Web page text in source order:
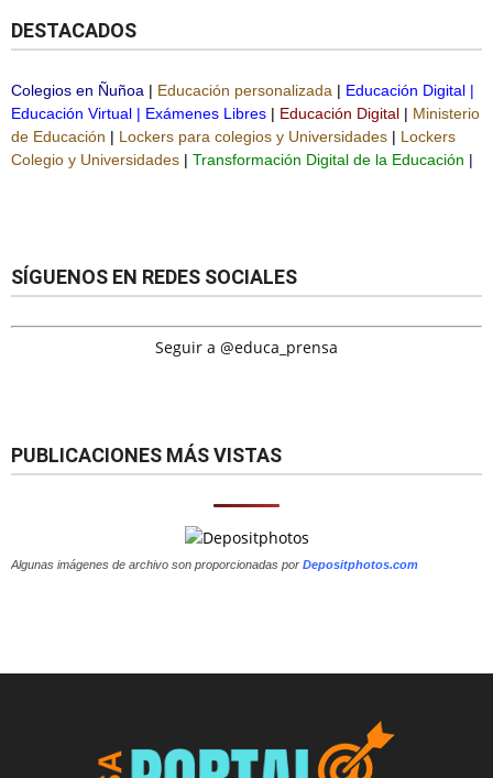
DESTACADOS
Colegios en Ñuñoa | Educación personalizada | Educación Digital |
Educación Virtual | Exámenes Libres | Educación Digital | Ministerio
de Educación | Lockers para colegios y Universidades | Lockers
Colegio y Universidades | Transformación Digital de la Educación |
SÍGUENOS EN REDES SOCIALES
Seguir a @educa_prensa
PUBLICACIONES MÁS VISTAS
Algunas imágenes de archivo son proporcionadas por Depositphotos.com